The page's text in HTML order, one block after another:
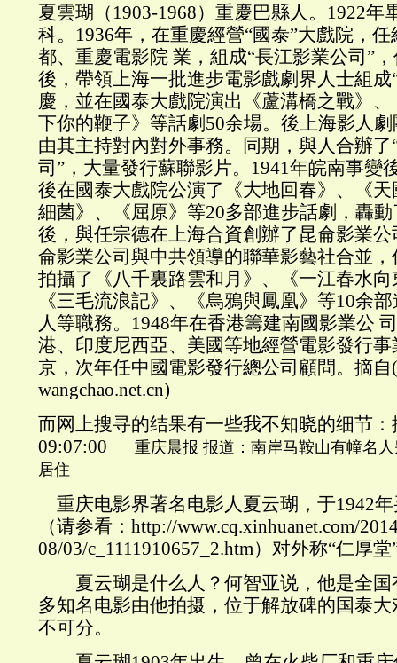
夏雲瑚（1903-1968）重慶巴縣人。1922年
科。1936年，在重慶經營“國泰”大戲院，
都、重慶電影院 業，組成“長江影業公司”
後，帶領上海一批進步電影戲劇界人士組成
慶，並在國泰大戲院演出《蘆溝橋之戰》
下你的鞭子》等話劇50余場。後上海影人
由其主持對內對外事務。同期，與人合辦
司”，大量發行蘇聯影片。1941年皖南事變
後在國泰大戲院公演了《大地回春》、《
細菌》、《屈原》等20多部進步話劇，轟
後，與任宗德在上海合資創辦了昆侖影業
侖影業公司與中共領導的聯華影藝社合並
拍攝了《八千裏路雲和月》、《一江春水
《三毛流浪記》、《烏鴉與鳳凰》等10余
人等職務。1948年在香港籌建南國影業公
港、印度尼西亞、美國等地經營電影發行
京，次年任中國電影發行總公司顧問。摘
wangchao.net.cn)
而网上搜寻的结果有一些我不知晓的细节：
09:07:00
重庆晨报 报道：南岸马鞍山有幢名
居住
重庆电影界著名电影人夏云瑚，于1942
（请参看：http://www.cq.xinhuanet.com/
08/03/c_1111910657_2.htm）对外称“仁厚堂
夏云瑚是什么人？何智亚说，他是全国
多知名电影由他拍摄，位于解放碑的国泰
不可分。